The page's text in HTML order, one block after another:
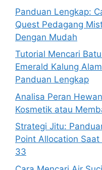
Panduan Lengkap:
Quest Pedagang
Dengan Mudah
Tutorial Mencari
Emerald Kalung
Panduan Lengkap
Analisa Peran
Kosmetik atau
Strategi Jitu:
Point Allocation
33